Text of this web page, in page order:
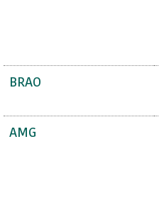
BRAO
AMG